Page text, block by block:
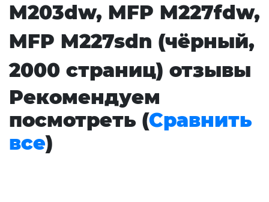
M203dw, MFP M227fdw,
MFP M227sdn (чёрный,
2000 страниц) отзывы
Рекомендуем
посмотреть (Сравнить
все)